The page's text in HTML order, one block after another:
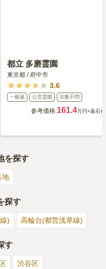
都立 多磨霊園
東京都 / 府中市
3.6
一般墓 公営霊園 宗教不問
参考価格:161.4万円+墓石代
を探す
地
探す
) 高輪台(都営浅草線)
す
渋谷区